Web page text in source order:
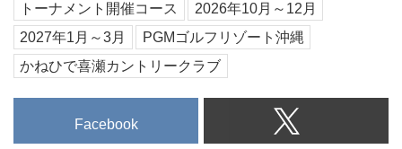
トーナメント開催コース
2026年10月～12月
2027年1月～3月
PGMゴルフリゾート沖縄
かねひで喜瀬カントリークラブ
Facebook